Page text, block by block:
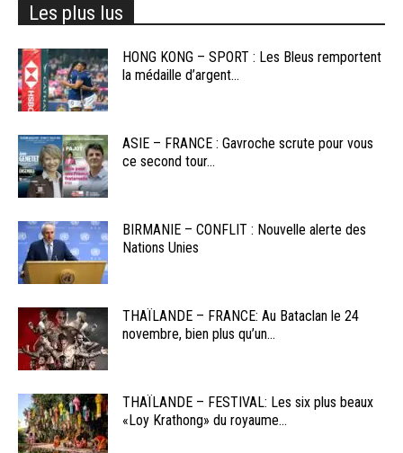
Les plus lus
HONG KONG – SPORT : Les Bleus remportent
la médaille d’argent...
ASIE – FRANCE : Gavroche scrute pour vous
ce second tour...
BIRMANIE – CONFLIT : Nouvelle alerte des
Nations Unies
THAÏLANDE – FRANCE: Au Bataclan le 24
novembre, bien plus qu’un...
THAÏLANDE – FESTIVAL: Les six plus beaux
«Loy Krathong» du royaume...